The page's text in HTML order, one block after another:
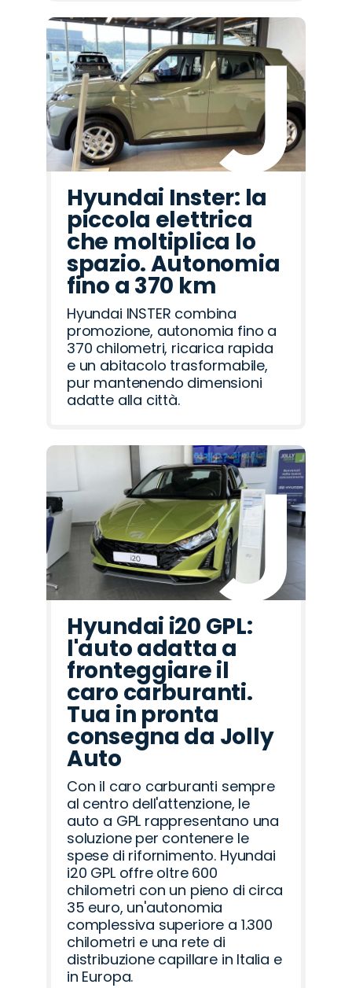
Hyundai Inster: la
piccola elettrica
che moltiplica lo
spazio. Autonomia
fino a 370 km
Hyundai INSTER combina
promozione, autonomia fino a
370 chilometri, ricarica rapida
e un abitacolo trasformabile,
pur mantenendo dimensioni
adatte alla città.
Hyundai i20 GPL:
l'auto adatta a
fronteggiare il
caro carburanti.
Tua in pronta
consegna da Jolly
Auto
Con il caro carburanti sempre
al centro dell'attenzione, le
auto a GPL rappresentano una
soluzione per contenere le
spese di rifornimento. Hyundai
i20 GPL offre oltre 600
chilometri con un pieno di circa
35 euro, un'autonomia
complessiva superiore a 1.300
chilometri e una rete di
distribuzione capillare in Italia e
in Europa.